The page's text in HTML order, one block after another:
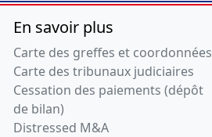
En savoir plus
Carte des greffes et coordonnées
Carte des tribunaux judiciaires
Cessation des paiements (dépôt
de bilan)
Distressed M&A